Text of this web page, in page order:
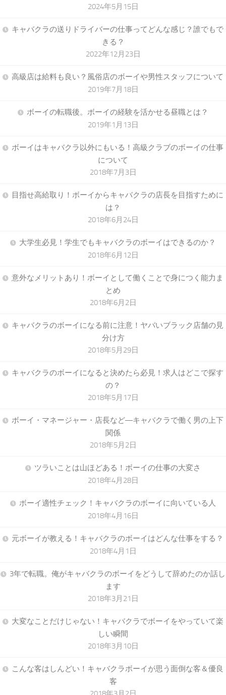
2024年5月15日
キャバクラの送りドライバーの仕事ってどんな感じ？誰でもで
きる？
2022年12月23日
高級店は給料も良い？風俗店のボーイや男性スタッフについて
2019年7月18日
ボーイの転職後。ボーイの経験を活かせる昼職とは？
2019年1月13日
ボーイはキャバクラ以外にもいる！高級クラブのボーイの仕事
について
2018年7月3日
目指せ高給取り！ボーイからキャバクラの店長を目指すために
は？
2018年6月24日
大学生必見！学生でもキャバクラのボーイはできるのか？
2018年6月12日
意外なメリットあり！ボーイとして働くことで身につく能力ま
とめ
2018年6月2日
キャバクラのボーイになる前に注意！ヤバいブラック店舗の見
分け方
2018年5月29日
キャバクラのボーイになると決めたら必見！求人はどこで探す
の？
2018年5月17日
ボーイ・マネージャー・店長など―キャバクラで働く男の上下
関係
2018年5月2日
ツラいことは山ほどある！ボーイの仕事の大変さ
2018年4月28日
ボーイ適性チェック！キャバクラのボーイに向いている人
2018年4月16日
元ボーイが教える！キャバクラのボーイはどんな仕事をする？
2018年4月1日
3年で転職。俺がキャバクラのボーイをどうして辞めたのか話し
ます
2018年3月21日
大変なことだけじゃない！キャバクラでボーイをやっていて楽
しい瞬間
2018年3月10日
こんな客はしんどい！キャバクラボーイが思う面倒な客＆優良
客